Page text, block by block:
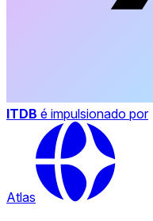
ITDB é impulsionado por
Atlas